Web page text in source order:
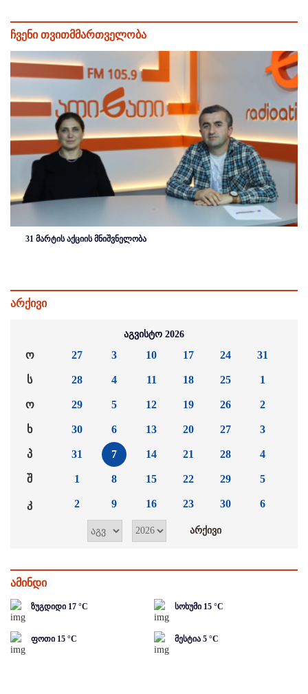
ჩვენი თვითმმართველობა
31 მარტის აქციის მნიშვნელობა
არქივი
აგვისტო 2026
ო
ს
ო
ხ
პ
შ
კ
27
28
29
30
31
1
2
3
4
5
6
7
8
9
10
11
12
13
14
15
16
17
18
19
20
21
22
23
24
25
26
27
28
29
30
31
1
2
3
4
5
6
ამინდი
ზუგდიდი 17 °C სოხუმი 15 °C
ფოთი 15 °C მესტია 5 °C